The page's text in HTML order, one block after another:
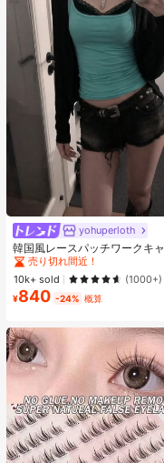
yohuperloth
韓国風レースパッチワークキ
ールタンクトップ、Y2Kエステ
ック、ストリートウェアカジュ
サマー
#1 ベストセラー
売り切れ間近！
#1 ベストセラー
売り切れ間近！
#1 ベストセラー
売り切れ間近！
#1 ベストセラー
10k+ sold (1000+)
¥840 -24% 概算